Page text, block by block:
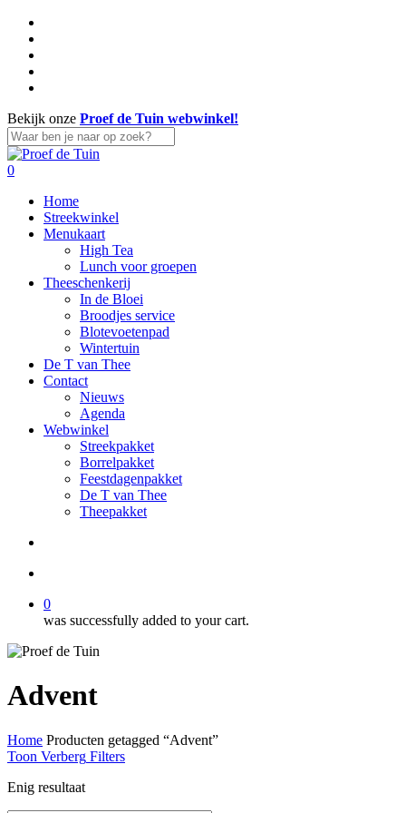
Skip
main
content
Bekijk onze Proef de Tuin webwinkel!
Close
Search
search
account
0
Home
Streekwinkel
Menukaart
High Tea
Lunch voor groepen
Theeschenkerij
In de Bloei
Broodjes service
Blotevoetenpad
Wintertuin
De T van Thee
Contact
Nieuws
Agenda
Webwinkel
Streekpakket
Borrelpakket
Feestdagenpakket
De T van Thee
Theepakket
0
was successfully added to your cart.
Advent
Home Producten getagged “Advent”
Toon Verberg Filters
Enig resultaat